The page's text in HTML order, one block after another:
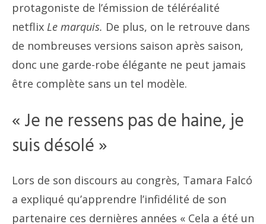
protagoniste de l’émission de téléréalité
netflix Le marquis. De plus, on le retrouve dans
de nombreuses versions saison après saison,
donc une garde-robe élégante ne peut jamais
être complète sans un tel modèle.
« Je ne ressens pas de haine, je
suis désolé »
Lors de son discours au congrès, Tamara Falcó
a expliqué qu’apprendre l’infidélité de son
partenaire ces dernières années « Cela a été un